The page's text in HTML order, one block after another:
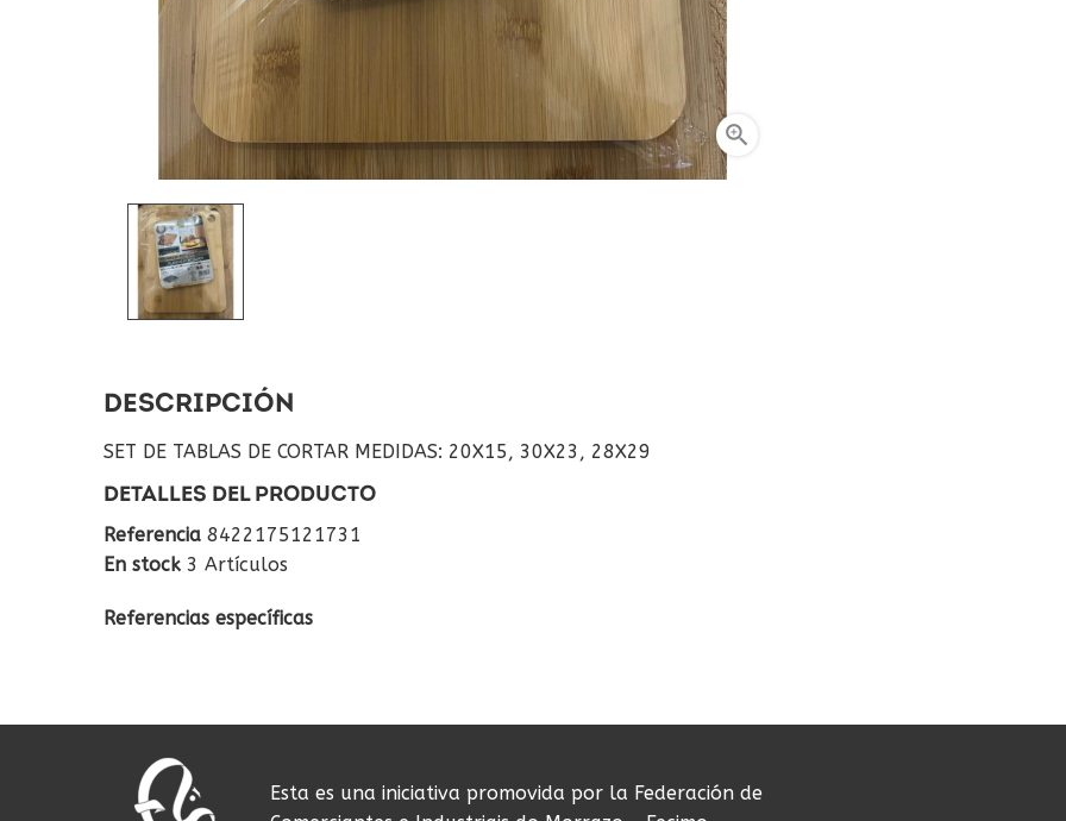

DESCRIPCIÓN
SET DE TABLAS DE CORTAR MEDIDAS: 20X15, 30X23, 28X29
DETALLES DEL PRODUCTO
Referencia 8422175121731
En stock 3 Artículos
Referencias específicas
Esta es una iniciativa promovida por la Federación de